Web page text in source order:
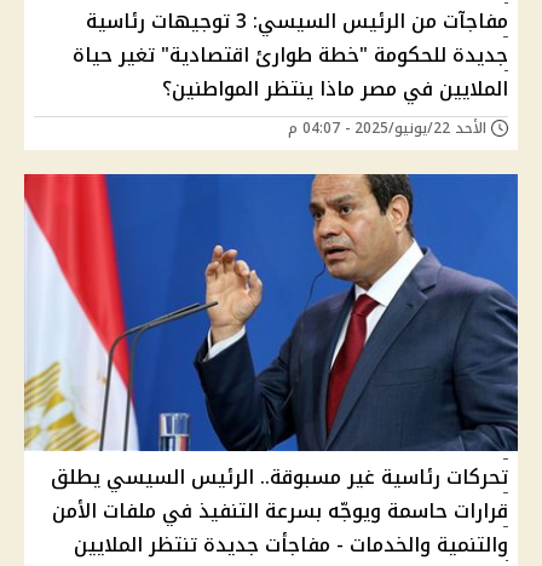
مفاجآت من الرئيس السيسي: 3 توجيهات رئاسية
جديدة للحكومة "خطة طوارئ اقتصادية" تغير حياة
الملايين في مصر ماذا ينتظر المواطنين؟
الأحد 22/يونيو/2025 - 04:07 م
تحركات رئاسية غير مسبوقة.. الرئيس السيسي يطلق
قرارات حاسمة ويوجّه بسرعة التنفيذ في ملفات الأمن
والتنمية والخدمات - مفاجأت جديدة تنتظر الملايين